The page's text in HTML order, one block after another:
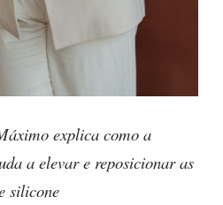
explica como a
a elevar e reposicionar as
silicone